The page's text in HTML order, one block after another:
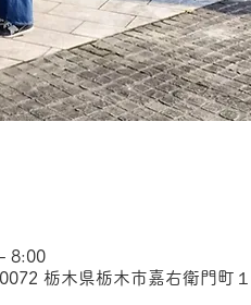
8:00
栃木県栃木市嘉右衛門町